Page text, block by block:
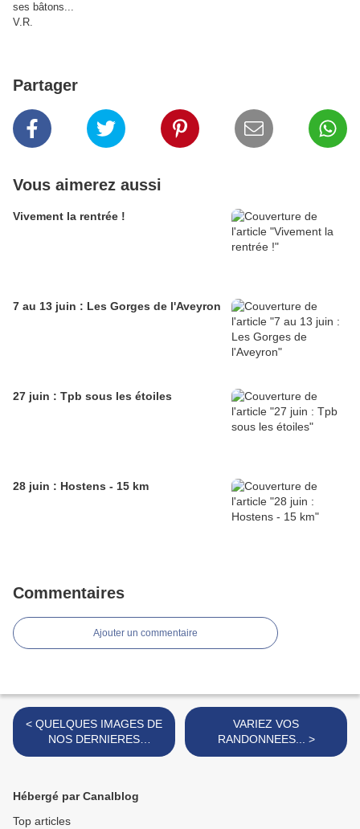
ses bâtons...
V.R.
Partager
Vous aimerez aussi
Vivement la rentrée !
7 au 13 juin : Les Gorges de l'Aveyron
27 juin : Tpb sous les étoiles
28 juin : Hostens - 15 km
Commentaires
Ajouter un commentaire
< QUELQUES IMAGES DE
NOS DERNIERES
RANDONNEES
VARIEZ VOS
RANDONNEES... >
Hébergé par Canalblog
Top articles